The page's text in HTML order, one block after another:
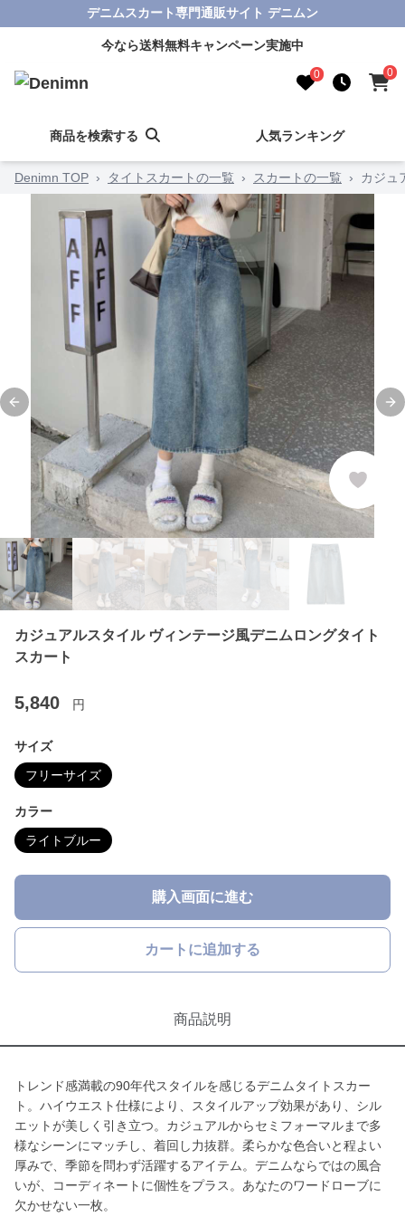
デニムスカート専門通販サイト デニムン
今なら送料無料キャンペーン実施中
0 0
商品を検索する 人気ランキング
Denimn TOP › タイトスカートの一覧 › スカートの一覧 › カジュ
Previous slide
カジュアルスタイル ヴィンテージ風デニムロングタイト
スカート
5,840 円
サイズ
フリーサイズ
カラー
ライトブルー
購入画面に進む
カートに追加する
商品説明
トレンド感満載の90年代スタイルを感じるデニムタイトスカー
ト。ハイウエスト仕様により、スタイルアップ効果があり、シル
エットが美しく引き立つ。カジュアルからセミフォーマルまで多
様なシーンにマッチし、着回し力抜群。柔らかな色合いと程よい
厚みで、季節を問わず活躍するアイテム。デニムならではの風合
いが、コーディネートに個性をプラス。あなたのワードローブに
欠かせない一枚。